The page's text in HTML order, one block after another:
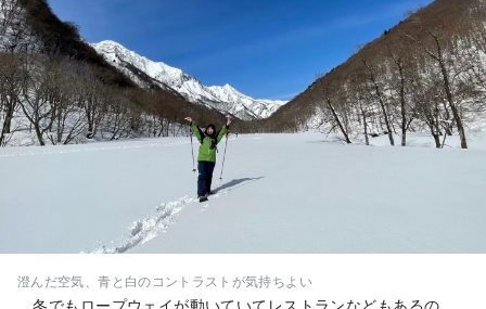
澄んだ空気、青と白のコントラストが気持ちよい
冬でもロープウェイが動いていてレストランなどもあるの